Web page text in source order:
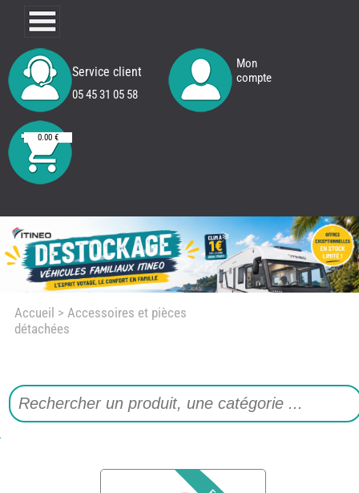
Service client
05 45 31 05 58
Mon
compte
0.00 €
Accueil > Accessoires et pièces
détachées